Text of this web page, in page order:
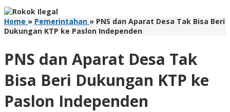
Home » Pemerintahan » PNS dan Aparat Desa Tak Bisa Beri
Dukungan KTP ke Paslon Independen
PNS dan Aparat Desa Tak
Bisa Beri Dukungan KTP ke
Paslon Independen